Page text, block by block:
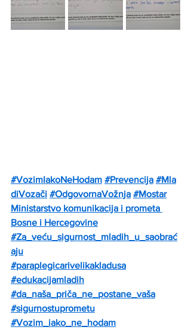
#VozimIakoNeHodam #Prevencija #Mla
diVozači #OdgovornaVožnja #Mostar
Ministarstvo komunikacija i prometa
Bosne i Hercegovine
#Za_veću_sigurnost_mladih_u_saobrać
aju
#paraplegicarivelikakladusa
#edukacijamladih
#da_naša_priča_ne_postane_vaša
#sigurnostuprometu
#Vozim_iako_ne_hodam